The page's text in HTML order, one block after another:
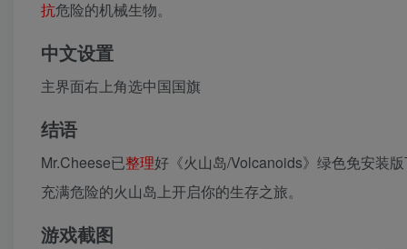
抗危险的机械生物。
中文设置
主界面右上角选中国国旗
结语
Mr.Cheese已整理好《火山岛/Volcanoids》绿色免安装
充满危险的火山岛上开启你的生存之旅。
游戏截图